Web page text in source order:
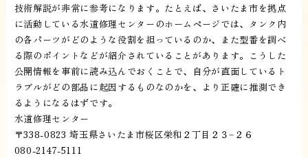
技術解説が非常に参考になります。たとえば、さいたま市を拠点
に活動している水道修理センターのホームページでは、タンク内
の各パーツがどのような役割を担っているのか、また型番を調べ
る際のポイントなどが紹介されていることがあります。こうした
公開情報を事前に読み込んでおくことで、自分が直面しているト
ラブルがどの部品に起因するものなのかを、より正確に推測でき
るようになるはずです。
水道修理センター
〒338-0823 埼玉県さいたま市桜区栄和２丁目２３−２６
080-2147-5111